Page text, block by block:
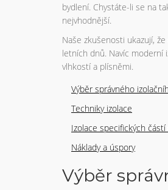
bydlení. Chystáte-li se na
nejvhodnější.
Naše zkušenosti ukazují,
letních dnů. Navíc moderní
vlhkostí a plísněmi.
Výběr správného
Techniky izolace
Izolace specifických
Náklady a úspory
Výběr